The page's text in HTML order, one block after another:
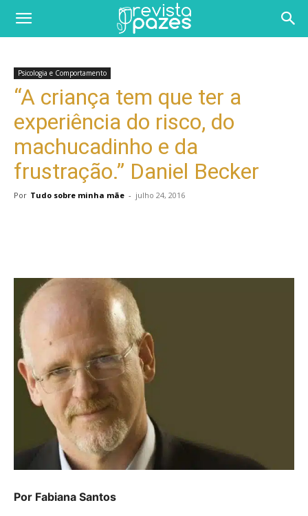
Psicologia e Comportamento
“A criança tem que ter a
experiência do risco, do
machucadinho e da
frustração.” Daniel Becker
Por Tudo sobre minha mãe - julho 24, 2016
Por Fabiana Santos